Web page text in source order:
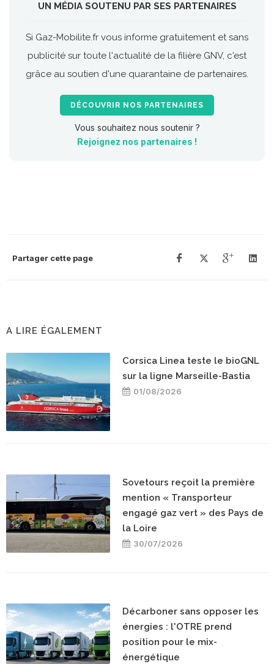
UN MÉDIA SOUTENU PAR SES PARTENAIRES
Si Gaz-Mobilite.fr vous informe gratuitement et sans
publicité sur toute l'actualité de la filière GNV, c'est
grâce au soutien d'une quarantaine de partenaires.
DÉCOUVRIR NOS PARTENAIRES
Vous souhaitez nous soutenir ?
Rejoignez nos partenaires !
Partager cette page
A LIRE ÉGALEMENT
Corsica Linea teste le bioGNL
sur la ligne Marseille-Bastia
01/08/2026
Sovetours reçoit la première
mention « Transporteur
engagé gaz vert » des Pays de
la Loire
30/07/2026
Décarboner sans opposer les
énergies : l'OTRE prend
position pour le mix-
énergétique